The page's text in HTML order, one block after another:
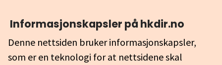
Informasjonskapsler på hkdir.no
Denne nettsiden bruker informasjonskapsler,
som er en teknologi for at nettsidene skal